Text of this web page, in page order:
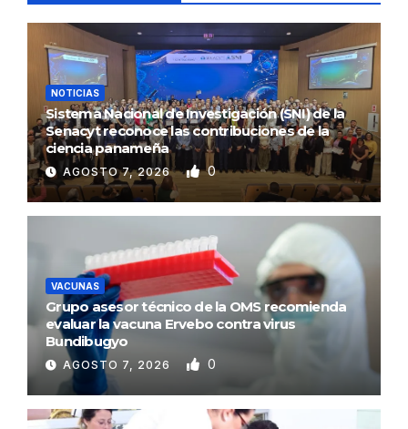
NOTICIAS
Sistema Nacional de Investigación (SNI) de la
Senacyt reconoce las contribuciones de la
ciencia panameña
AGOSTO 7, 2026 0
VACUNAS
Grupo asesor técnico de la OMS recomienda
evaluar la vacuna Ervebo contra virus
Bundibugyo
AGOSTO 7, 2026 0